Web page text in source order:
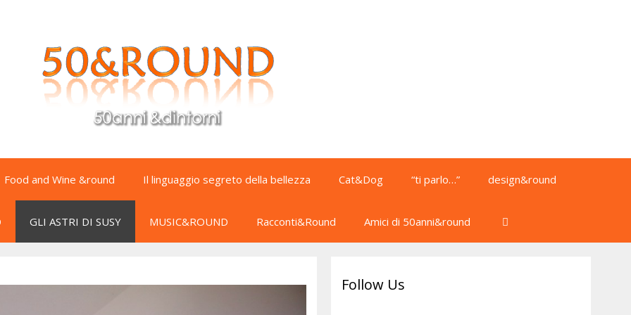
Food and Wine &round Il linguaggio segreto della bellezza Cat&Dog “ti parlo…” design&round
GLI ASTRI DI SUSY MUSIC&ROUND Racconti&Round Amici di 50anni&round
Follow Us